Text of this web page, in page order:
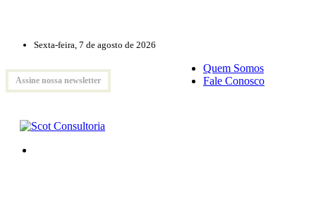
Sexta-feira, 7 de agosto de 2026
Assine nossa newsletter
Quem Somos
Fale Conosco